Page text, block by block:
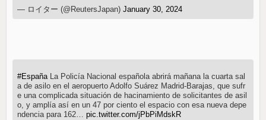
— ロイター (@ReutersJapan)January 30, 2024
#EspañaLa Policía Nacional española abrirá mañana la cuarta sal
a de asilo en el aeropuerto Adolfo Suárez Madrid-Barajas, que sufr
e una complicada situación de hacinamiento de solicitantes de asil
o, y amplía así en un 47 por ciento el espacio con esa nueva depe
ndencia para 162…pic.twitter.com/jPbPiMdskR